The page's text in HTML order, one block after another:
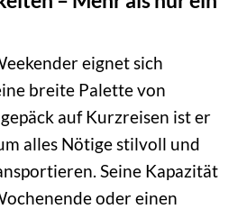
eignet sich
breite Palette von
auf Kurzreisen ist er
alles Nötige stilvoll und
Seine Kapazität
oder einen